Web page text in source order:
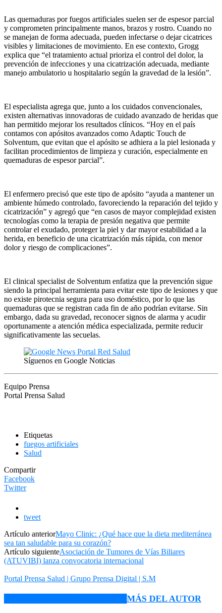
Las quemaduras por fuegos artificiales suelen ser de espesor parcial
y comprometen principalmente manos, brazos y rostro. Cuando no
se manejan de forma adecuada, pueden infectarse o dejar cicatrices
visibles y limitaciones de movimiento. En ese contexto, Grogg
explica que “el tratamiento actual prioriza el control del dolor, la
prevención de infecciones y una cicatrización adecuada, mediante
manejo ambulatorio u hospitalario según la gravedad de la lesión”.
El especialista agrega que, junto a los cuidados convencionales,
existen alternativas innovadoras de cuidado avanzado de heridas que
han permitido mejorar los resultados clínicos. “Hoy en el país
contamos con apósitos avanzados como Adaptic Touch de
Solventum, que evitan que el apósito se adhiera a la piel lesionada y
facilitan procedimientos de limpieza y curación, especialmente en
quemaduras de espesor parcial”.
El enfermero precisó que este tipo de apósito “ayuda a mantener un
ambiente húmedo controlado, favoreciendo la reparación del tejido y
cicatrización” y agregó que “en casos de mayor complejidad existen
tecnologías como la terapia de presión negativa que permite
controlar el exudado, proteger la piel y dar mayor estabilidad a la
herida, en beneficio de una cicatrización más rápida, con menor
dolor y riesgo de complicaciones”.
El clinical specialist de Solventum enfatiza que la prevención sigue
siendo la principal herramienta para evitar este tipo de lesiones y que
no existe pirotecnia segura para uso doméstico, por lo que las
quemaduras que se registran cada fin de año podrían evitarse. Sin
embargo, dada su gravedad, reconocer signos de alarma y acudir
oportunamente a atención médica especializada, permite reducir
significativamente las secuelas.
Síguenos en Google Noticias
Equipo Prensa
Portal Prensa Salud
Etiquetas
fuegos artificiales
Salud
Compartir
Facebook
Twitter
tweet
Artículo anteriorMayo Clinic: ¿Qué hace que la dieta mediterránea
sea tan saludable para su corazón?
Artículo siguienteAsociación de Tumores de Vías Biliares
(ATUVIBI) lanza convocatoria internacional
Portal Prensa Salud | Grupo Prensa Digital | S.M
MÁS DEL AUTOR